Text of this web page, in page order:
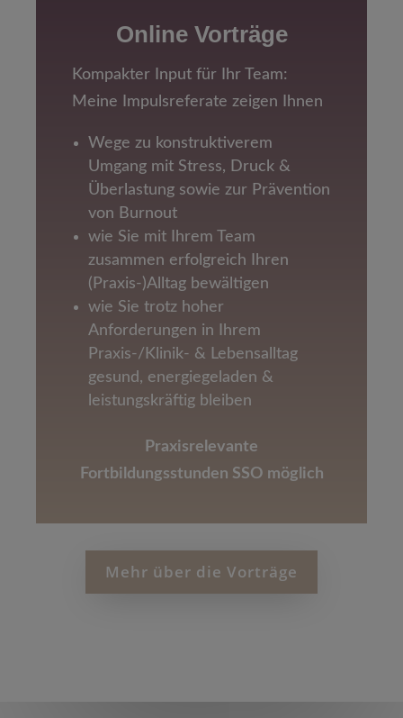
Online Vorträge
Kompakter Input für Ihr Team:
Meine Impulsreferate zeigen Ihnen
Wege zu konstruktiverem
Umgang mit Stress, Druck &
Überlastung sowie zur Prävention
von Burnout
wie Sie mit Ihrem Team
zusammen erfolgreich Ihren
(Praxis-)Alltag bewältigen
wie Sie trotz hoher
Anforderungen in Ihrem
Praxis-/Klinik- & Lebensalltag
gesund, energiegeladen &
leistungskräftig bleiben
Praxisrelevante
Fortbildungsstunden SSO möglich
Mehr über die Vorträge